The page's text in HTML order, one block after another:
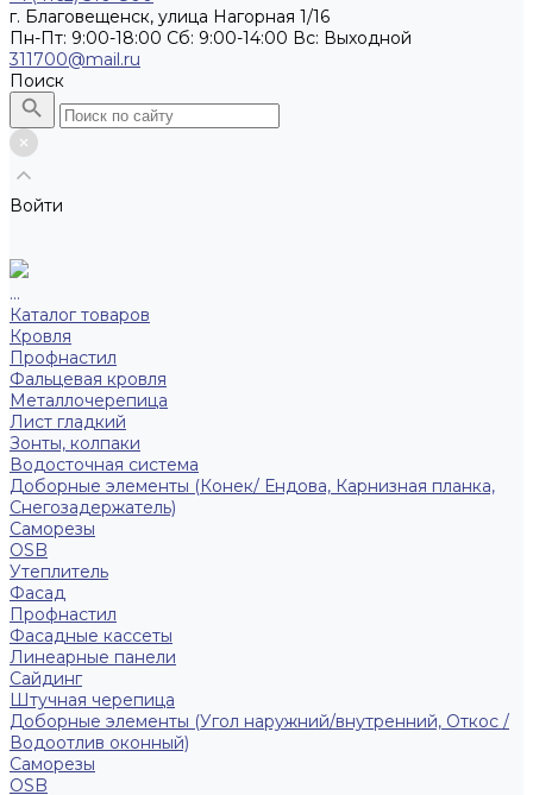
г. Благовещенск, улица Нагорная 1/16
Пн-Пт: 9:00-18:00 Cб: 9:00-14:00 Вс: Выходной
311700@mail.ru
Поиск
Войти
...
Каталог товаров
Кровля
Профнастил
Фальцевая кровля
Металлочерепица
Лист гладкий
Зонты, колпаки
Водосточная система
Доборные элементы (Конек/ Ендова, Карнизная планка,
Снегозадержатель)
Саморезы
ОSB
Утеплитель
Фасад
Профнастил
Фасадные кассеты
Линеарные панели
Сайдинг
Штучная черепица
Доборные элементы (Угол наружний/внутренний, Откос /
Водоотлив оконный)
Саморезы
OSB